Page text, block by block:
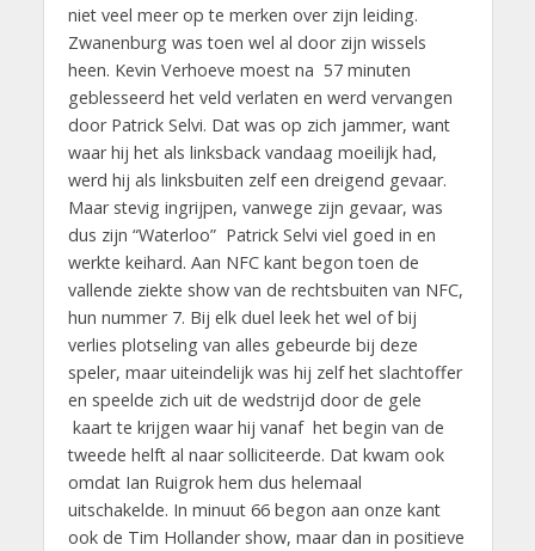
niet veel meer op te merken over zijn leiding.
Zwanenburg was toen wel al door zijn wissels
heen. Kevin Verhoeve moest na 57 minuten
geblesseerd het veld verlaten en werd vervangen
door Patrick Selvi. Dat was op zich jammer, want
waar hij het als linksback vandaag moeilijk had,
werd hij als linksbuiten zelf een dreigend gevaar.
Maar stevig ingrijpen, vanwege zijn gevaar, was
dus zijn “Waterloo” Patrick Selvi viel goed in en
werkte keihard. Aan NFC kant begon toen de
vallende ziekte show van de rechtsbuiten van NFC,
hun nummer 7. Bij elk duel leek het wel of bij
verlies plotseling van alles gebeurde bij deze
speler, maar uiteindelijk was hij zelf het slachtoffer
en speelde zich uit de wedstrijd door de gele
kaart te krijgen waar hij vanaf het begin van de
tweede helft al naar solliciteerde. Dat kwam ook
omdat Ian Ruigrok hem dus helemaal
uitschakelde. In minuut 66 begon aan onze kant
ook de Tim Hollander show, maar dan in positieve